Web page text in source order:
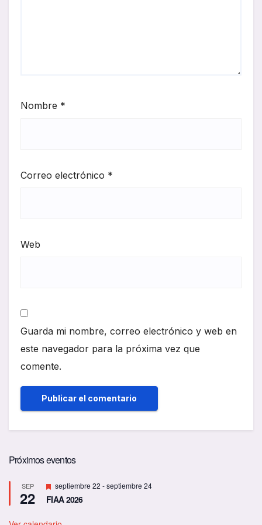
Nombre *
Correo electrónico *
Web
Guarda mi nombre, correo electrónico y web en
este navegador para la próxima vez que
comente.
Próximos eventos
SEP
22
D
e
s
a
septiembre 22 -septiembre 24
FIAA 2026